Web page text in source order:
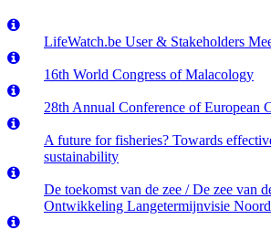
LifeWatch.be User & Stakeholders
16th World Congress of Malacology
28th Annual Conference of European
A future for fisheries? Towards
sustainability
De toekomst van de zee / De zee van
Ontwikkeling Langetermijnvisie